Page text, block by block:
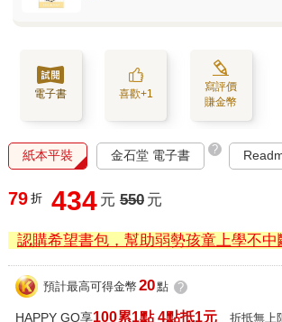
電子書 喜歡+1
寫評價
賺金幣
紙本平裝 金石堂 電子書 ?
79 折 434 元 550 元
認購希望書包，幫助弱勢孩童上學不中
預計最高可得金幣 20點 ?
HAPPY GO享100累1點 4點抵1元 折抵無上